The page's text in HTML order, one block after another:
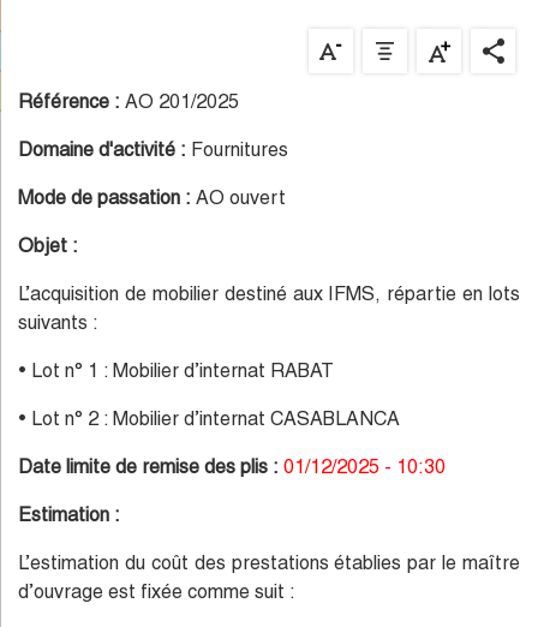
Référence : AO 201/2025
Domaine d'activité : Fournitures
Mode de passation : AO ouvert
Objet :
L’acquisition de mobilier destiné aux IFMS, répartie en lots
suivants :
• Lot n° 1 : Mobilier d’internat RABAT
• Lot n° 2 : Mobilier d’internat CASABLANCA
Date limite de remise des plis : 01/12/2025 - 10:30
Estimation :
L’estimation du coût des prestations établies par le maître
d’ouvrage est fixée comme suit :